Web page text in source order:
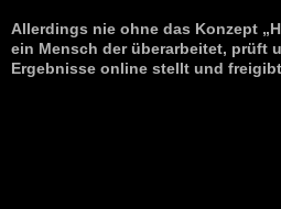
Allerdings nie ohne das Konzept
ein Mensch der überarbeitet, prüft
Ergebnisse online stellt und